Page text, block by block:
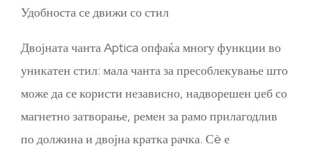
Удобноста се движи со стил
Двојната чанта Aptica опфаќа многу функции во
уникатен стил: мала чанта за пресоблекување што
може да се користи независно, надворешен џеб со
магнетно затворање, ремен за рамо прилагодлив
по должина и двојна кратка рачка. Сè е